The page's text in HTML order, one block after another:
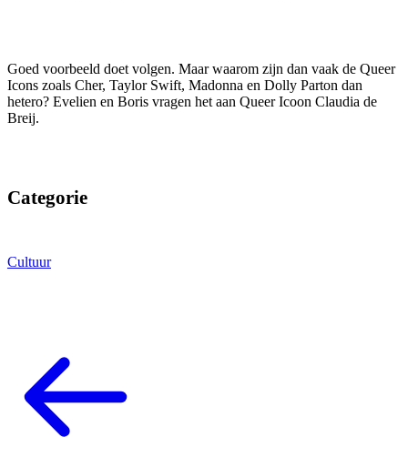
Goed voorbeeld doet volgen. Maar waarom zijn dan vaak de Queer
Icons zoals Cher, Taylor Swift, Madonna en Dolly Parton dan
hetero? Evelien en Boris vragen het aan Queer Icoon Claudia de
Breij.
Categorie
Cultuur